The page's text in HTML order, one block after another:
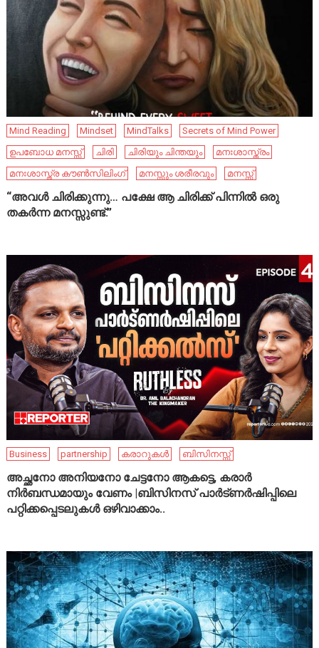
Mind Reading Mindset MindTalks
Secrets of Mind Power
ഉപബോധ മനസ്സ്
ചിരി ചിരിയും ചിന്തയും
മനഃശാസ്ത്രം
മനഃശാസ്ത്ര കൗൺസിലിംഗ്
മനസ്സും ശരീരവും മനസ്സ്
“അവൾ ചിരിക്കുന്നു… പക്ഷേ ആ ചിരിക്ക് പിന്നിൽ ഒരു
തകർന്ന മനസ്സുണ്ട്.”
Business partnership കരാറുകൾ ബിസിനസ്സ്
അച്ഛനോ അനിയനോ ചേട്ടനോ ആകട്ടെ, കരാർ
നിർബന്ധമായും വേണം |ബിസിനസ് പാർട്ണർഷിപ്പിലെ
പറ്റിക്കപ്പെടലുകൾ ഒഴിവാക്കാം..